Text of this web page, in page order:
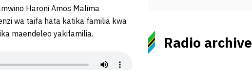
Haroni Amos Malima
wa taifa hata katika familia kwa
maendeleo yakifamilia.
Radio archive